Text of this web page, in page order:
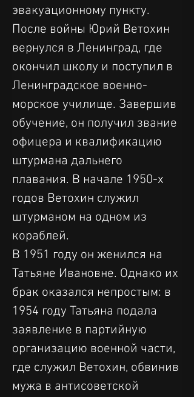
эвакуационному пункту.
После войны Юрий Ветохин
вернулся в Ленинград, где
окончил школу и поступил в
Ленинградское военно-
морское училище. Завершив
обучение, он получил звание
офицера и квалификацию
штурмана дальнего
плавания. В начале 1950-х
годов Ветохин служил
штурманом на одном из
кораблей.
В 1951 году он женился на
Татьяне Ивановне. Однако их
брак оказался непростым: в
1954 году Татьяна подала
заявление в партийную
организацию военной части,
где служил Ветохин, обвинив
мужа в антисоветской